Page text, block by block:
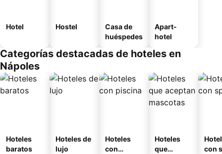
Hotel Hostel
Casa de
huéspedes
Apart-
hotel
Categorías destacadas de hoteles en
Nápoles
Hoteles
baratos
Hoteles de
lujo
Hoteles
con
Hoteles
que
con